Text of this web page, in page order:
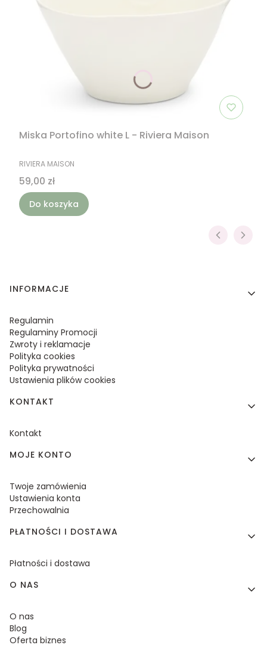
Miska Portofino white L - Riviera Maison
PRODUCENT
RIVIERA MAISON
Cena
59,00 zł
Do koszyka
Linki w stopce
INFORMACJE
Regulamin
Regulaminy Promocji
Zwroty i reklamacje
Polityka cookies
Polityka prywatności
Ustawienia plików cookies
KONTAKT
Kontakt
MOJE KONTO
Twoje zamówienia
Ustawienia konta
Przechowalnia
PŁATNOŚCI I DOSTAWA
Płatności i dostawa
O NAS
O nas
Blog
Oferta biznes